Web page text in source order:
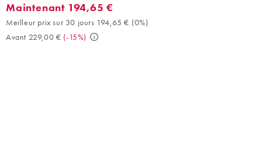
Maintenant 194,65 €. Meilleur prix sur 30 jours 194,65 € (0%).
Maintenant 194,65 €
Meilleur prix sur 30 jours 194,65 € (0%)
Avant 229,00 € (-15%)